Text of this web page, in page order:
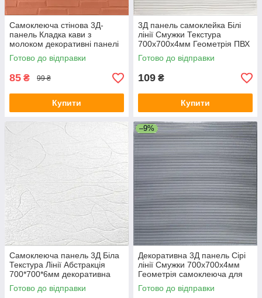
Самоклеюча стінова 3Д-
панель Кладка кави з
молоком декоративні панелі
700x770x5мм цегляна кладка
SW-00001715
Готово до відправки
85 ₴ 99 ₴
Купити
3Д панель самоклейка Білі
лінії Смужки Текстура
700х700х4мм Геометрія ПВХ
текстурна стінова SW-
00001954
Готово до відправки
109 ₴
Купити
Самоклеюча панель 3Д Біла
Текстура Лінії Абстракція
700*700*6мм декоративна
текстурна стінова SW-
00001948
Готово до відправки
–9%
Декоративна 3Д панель Сірі
лінії Смужки 700х700х4мм
Геометрія самоклеюча для
стін текстурна SW-00001952
Готово до відправки